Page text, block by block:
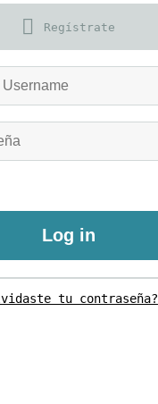
Regístrate
Log in
tu contraseña?